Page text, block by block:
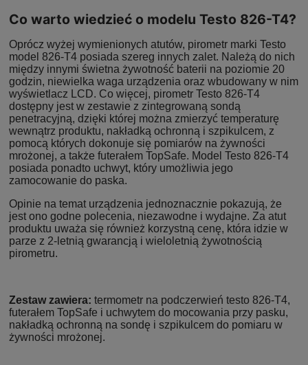
Co warto wiedzieć o modelu Testo 826-T4?
Oprócz wyżej wymienionych atutów, pirometr marki Testo
model 826-T4 posiada szereg innych zalet. Należą do nich
między innymi świetna żywotność baterii na poziomie 20
godzin, niewielka waga urządzenia oraz wbudowany w nim
wyświetlacz LCD. Co więcej, pirometr Testo 826-T4
dostępny jest w zestawie z zintegrowaną sondą
penetracyjną, dzięki której można zmierzyć temperaturę
wewnątrz produktu, nakładką ochronną i szpikulcem, z
pomocą których dokonuje się pomiarów na żywności
mrożonej, a także futerałem TopSafe. Model Testo 826-T4
posiada ponadto uchwyt, który umożliwia jego
zamocowanie do paska.
Opinie na temat urządzenia jednoznacznie pokazują, że
jest ono godne polecenia, niezawodne i wydajne. Za atut
produktu uważa się również korzystną cenę, która idzie w
parze z 2-letnią gwarancją i wieloletnią żywotnością
pirometru.
Zestaw zawiera: termometr na podczerwień testo 826-T4,
futerałem TopSafe i uchwytem do mocowania przy pasku,
nakładką ochronną na sondę i szpikulcem do pomiaru w
żywności mrożonej.